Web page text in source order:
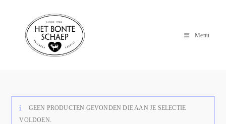
Menu
GEEN PRODUCTEN GEVONDEN DIE AAN JE SELECTIE
VOLDOEN.